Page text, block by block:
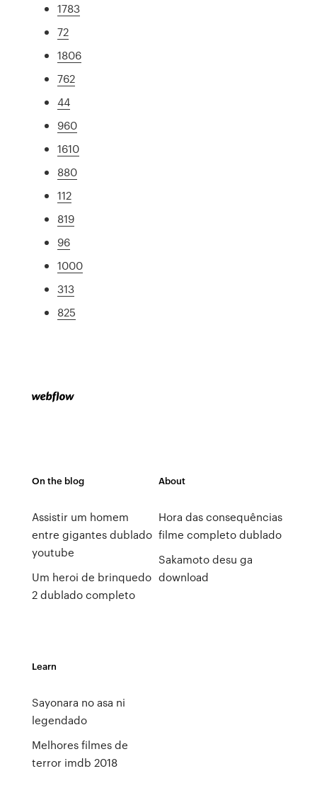
1783
72
1806
762
44
960
1610
880
112
819
96
1000
313
825
On the blog
Assistir um homem
entre gigantes dublado
youtube
Um heroi de brinquedo
2 dublado completo
About
Hora das consequências
filme completo dublado
Sakamoto desu ga
download
Learn
Sayonara no asa ni
legendado
Melhores filmes de
terror imdb 2018